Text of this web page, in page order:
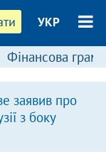
УКР
Фінансова
заявив про
з боку